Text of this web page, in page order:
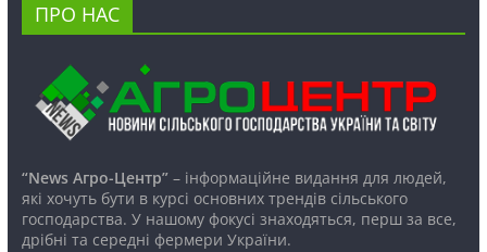
ПРО НАС
“News Агро-Центр”– інформаційне видання для людей,
які хочуть бути в курсі основних трендів сільського
господарства. У нашому фокусі знаходяться, перш за все,
дрібні та середні фермери України.